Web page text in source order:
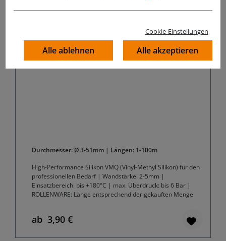
Durchmesser: Ø 3-51mm | Längen: 1-100m
High-Performance Silikon VMQ (Vinyl-Methyl Silikon) für den
professionellen Bedarf | Wandstärke: 2-5mm |
Einsatzbereich: bis +180°C | max. Überdruck: bis 6 Bar |
ROLLENWARE: Länge entsprechend der gekauften Menge
Regulärer Preis:
ab 3,90 €
Cookie-Einstellungen
Alle ablehnen Alle akzeptieren